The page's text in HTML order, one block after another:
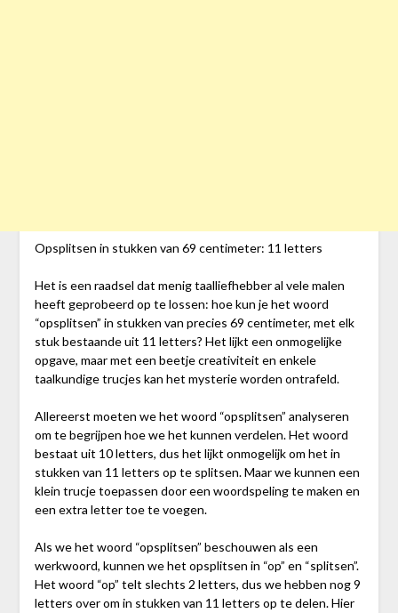
Opsplitsen in stukken van 69 centimeter: 11 letters
Het is een raadsel dat menig taalliefhebber al vele malen
heeft geprobeerd op te lossen: hoe kun je het woord
“opsplitsen” in stukken van precies 69 centimeter, met elk
stuk bestaande uit 11 letters? Het lijkt een onmogelijke
opgave, maar met een beetje creativiteit en enkele
taalkundige trucjes kan het mysterie worden ontrafeld.
Allereerst moeten we het woord “opsplitsen” analyseren
om te begrijpen hoe we het kunnen verdelen. Het woord
bestaat uit 10 letters, dus het lijkt onmogelijk om het in
stukken van 11 letters op te splitsen. Maar we kunnen een
klein trucje toepassen door een woordspeling te maken en
een extra letter toe te voegen.
Als we het woord “opsplitsen” beschouwen als een
werkwoord, kunnen we het opsplitsen in “op” en “splitsen”.
Het woord “op” telt slechts 2 letters, dus we hebben nog 9
letters over om in stukken van 11 letters op te delen. Hier